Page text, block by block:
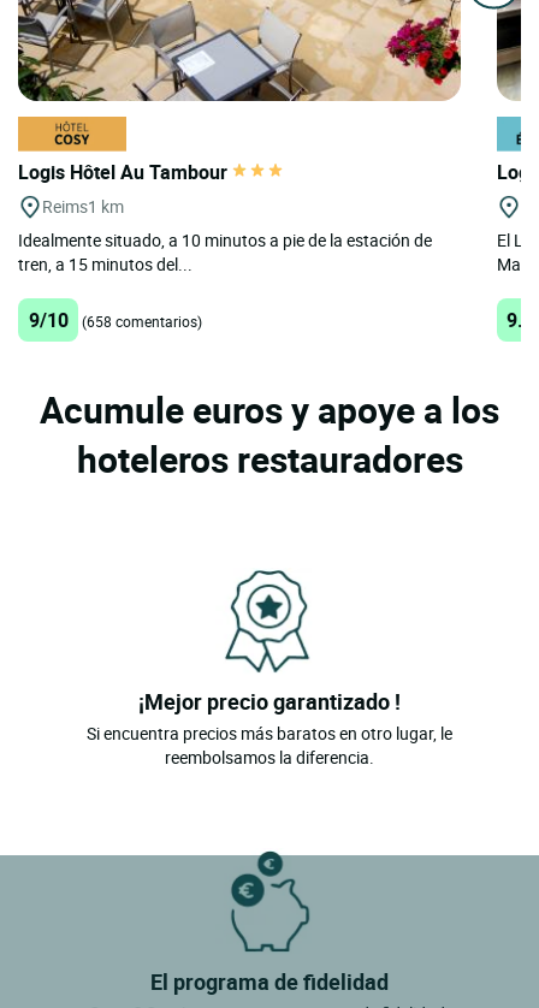
Logis Hôtel Au Tambour
Reims1 km
Idealmente situado, a 10 minutos a pie de la estación de
tren, a 15 minutos del...
9/10 (658 comentarios)
El
Acumule euros y apoye a los
hoteleros restauradores
¡Mejor precio garantizado !
Si encuentra precios más baratos en otro lugar, le
reembolsamos la diferencia.
El programa de fidelidad